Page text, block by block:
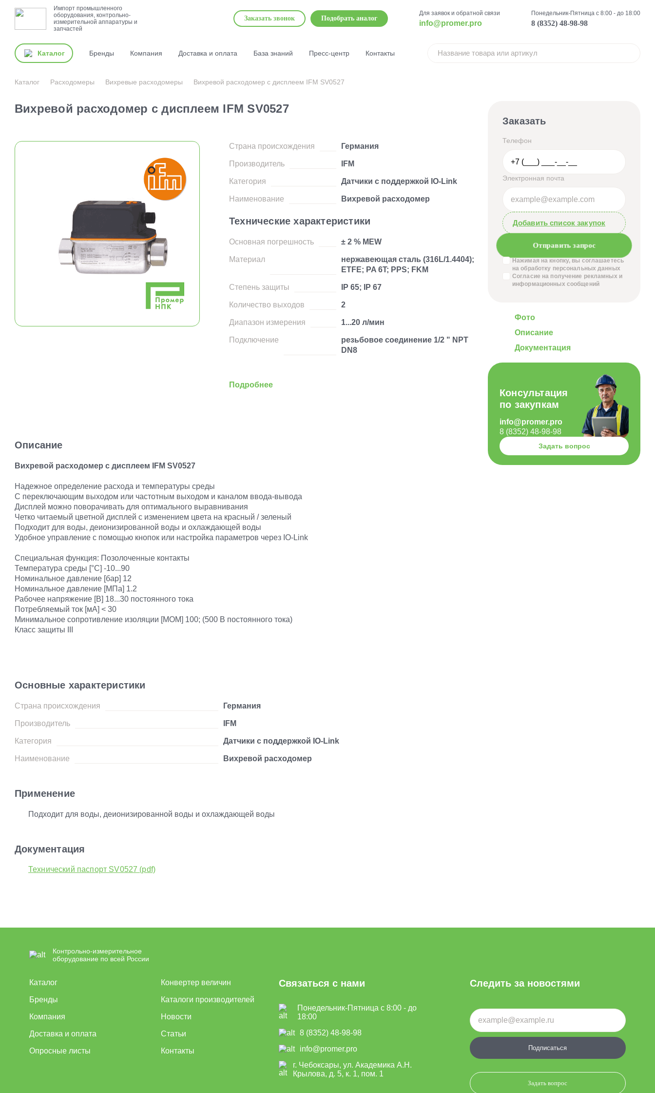
Импорт промышленного
оборудования, контрольно-
измерительной аппаратуры и
запчастей
Заказать звонок Подобрать аналог
Для заявок и обратной связи
info@promer.pro
Понедельник-Пятница с 8:00 - до 18:00
8 (8352) 48-98-98
Каталог Бренды Компания Доставка и оплата База знаний Пресс-центр Контакты
Каталог Расходомеры Вихревые расходомеры Вихревой расходомер с дисплеем IFM SV0527
Вихревой расходомер с дисплеем IFM SV0527
Страна происхождения Германия
Производитель IFM
Категория Датчики с поддержкой IO-Link
Наименование Вихревой расходомер
Технические характеристики
Основная погрешность ± 2 % MEW
Материал
нержавеющая сталь (316L/1.4404);
ETFE; PA 6T; PPS; FKM
Степень защиты IP 65; IP 67
Количество выходов 2
Диапазон измерения 1...20 л/мин
Подключение
резьбовое соединение 1/2 " NPT
DN8
Подробнее
Описание
Вихревой расходомер с дисплеем IFM SV0527
Надежное определение расхода и температуры среды
С переключающим выходом или частотным выходом и каналом ввода-вывода
Дисплей можно поворачивать для оптимального выравнивания
Четко читаемый цветной дисплей с изменением цвета на красный / зеленый
Подходит для воды, деионизированной воды и охлаждающей воды
Удобное управление с помощью кнопок или настройка параметров через IO-Link
Специальная функция: Позолоченные контакты
Температура среды [°C] -10...90
Номинальное давление [бар] 12
Номинальное давление [МПа] 1.2
Рабочее напряжение [В] 18...30 постоянного тока
Потребляемый ток [мА] < 30
Минимальное сопротивление изоляции [МОМ] 100; (500 В постоянного тока)
Класс защиты III
Основные характеристики
Страна происхождения Германия
Производитель IFM
Категория Датчики с поддержкой IO-Link
Наименование Вихревой расходомер
Применение
Подходит для воды, деионизированной воды и охлаждающей воды
Документация
Технический паспорт SV0527 (pdf)
Заказать
Телефон
Электронная почта
Добавить список закупок
Отправить запрос
Нажимая на кнопку, вы соглашаетесь
на обработку персональных данных
Согласие на получение рекламных и
информационных сообщений
Фото
Описание
Документация
Консультация
по закупкам
info@promer.pro
8 (8352) 48-98-98
Задать вопрос
Контрольно-измерительное
оборудование по всей России
Каталог
Бренды
Компания
Доставка и оплата
Опросные листы
Конвертер величин
Каталоги производителей
Новости
Статьи
Контакты
Связаться с нами
Понедельник-Пятница с 8:00 - до
18:00
8 (8352) 48-98-98
info@promer.pro
г. Чебоксары, ул. Академика А.Н.
Крылова, д. 5, к. 1, пом. 1
Следить за новостями
Подписаться
Задать вопрос